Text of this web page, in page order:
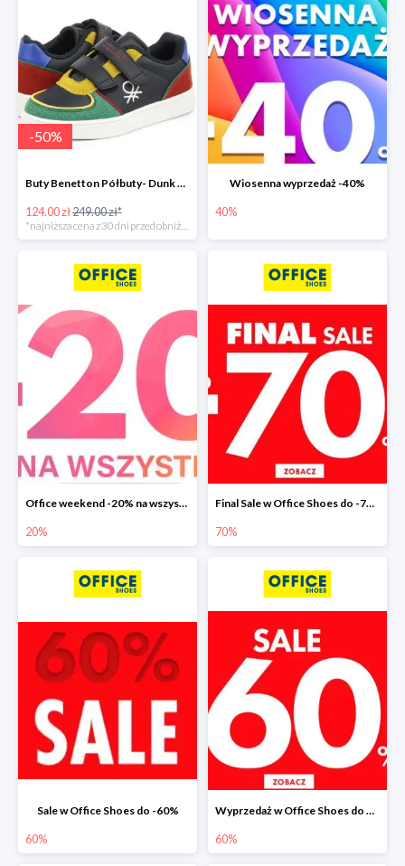
-50%
Buty Benetton Półbuty- Dunk Mx
124.00 zł249.00 zł*
Wiosenna wyprzedaż -40%
40%
Office weekend -20% na wszystko
20%
Final Sale w Office Shoes do -70%
70%
Sale w Office Shoes do -60%
60%
Wyprzedaż w Office Shoes do 60%
60%